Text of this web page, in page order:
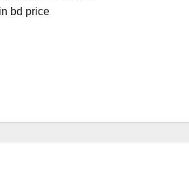
bd price